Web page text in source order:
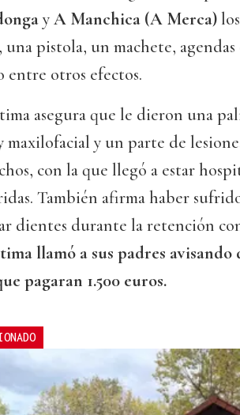
yA Manchica (A Merca)
una pistola, un machete,
entre otros efectos.
asegura que le dieron una
maxilofacial y un parte de
con la que llegó a estar
También afirma haber
dientes durante la retención
llamó a sus padres avisando
pagaran 1.500 euros.